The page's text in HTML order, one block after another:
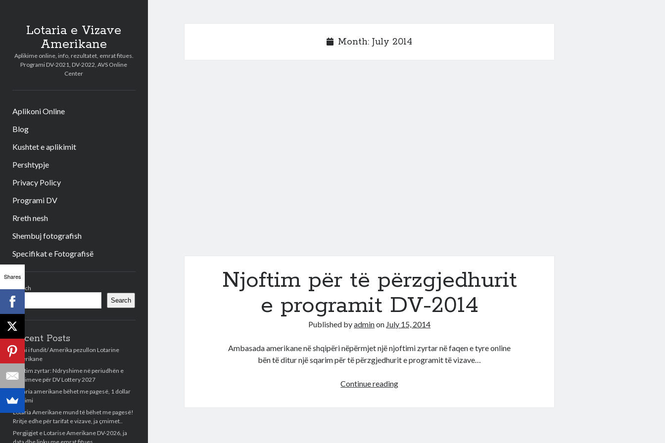
Lotaria e Vizave
Amerikane
Aplikime online, info, rezultatet, emrat fitues.
Programi DV-2021, DV-2022, AVS Online
Center
Aplikoni Online
Blog
Kushtet e aplikimit
Pershtypje
Privacy Policy
Programi DV
Rreth nesh
Shembuj fotografish
Specifikat e Fotografisë
Sidebar
Search
Search
Recent Posts
Lajmi i fundit/ Amerika pezullon Lotarine
Amerikane
Njoftim zyrtar: Ndryshime në periudhën e
aplikimeve për DV Lottery 2027
Llotaria amerikane bëhet me pagesë, 1 dollar
aplikimi
Lotaria Amerikane mund të bëhet me pagesë!
Rritje edhe për tarifat e vizave, ja çmimet..
Pergjigjet e Lotarise Amerikane DV-2026, ja
Month:July 2014
Njoftim për të përzgjedhurit
e programit DV-2014
Published byadminon July 15, 2014
Ambasada amerikane në shqipëri nëpërmjet një njoftimi zyrtar në faqen e tyre online
bën të ditur një sqarim për të përzgjedhurit e programit të vizave…
Continue readingNjoftim
Shares